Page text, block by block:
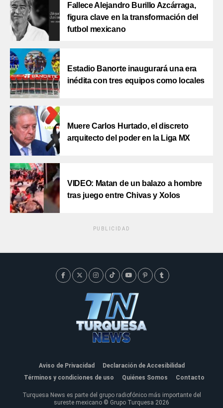
Fallece Alejandro Burillo Azcárraga,
figura clave en la transformación del
futbol mexicano
Estadio Banorte inaugurará una era
inédita con tres equipos como locales
Muere Carlos Hurtado, el discreto
arquitecto del poder en la Liga MX
VIDEO: Matan de un balazo a hombre
tras juego entre Chivas y Xolos
PUBLICIDAD
Aviso de Privacidad
Declaración de Accesibilidad
Términos y condiciones de uso
Quiénes Somos Contacto
Turquesa News es parte del grupo radiofónico más importante del
sureste mexicano © Grupo Turquesa 2026